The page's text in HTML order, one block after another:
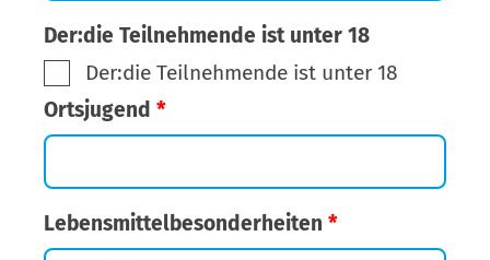
Der:die Teilnehmende ist unter 18
Der:die Teilnehmende ist unter 18
Ortsjugend *
Lebensmittelbesonderheiten *